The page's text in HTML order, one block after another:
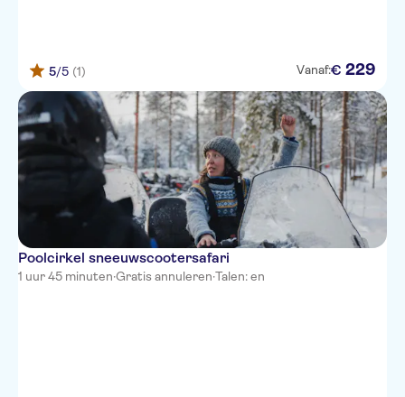
5/5 (1) Vanaf:€ 229
Poolcirkel sneeuwscootersafari
1 uur 45 minuten·Gratis annuleren·Talen: en